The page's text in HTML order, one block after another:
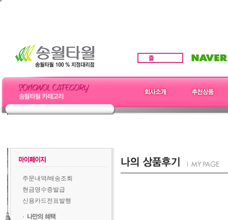
주문내역/배송조회
현금영수증발급
신용카드전표발행